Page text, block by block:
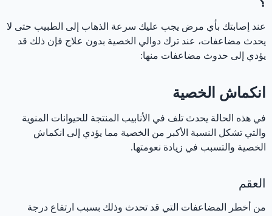
؟
عند إصابتك بأي مرض يجب عليك سرعة الذهاب إلى الطبيب حتى لا
يحدث مضاعفات، عند ترك دوالي الخصية بدون علاج فإن ذلك قد
يؤدي إلى حدوث مضاعفات منها:
انكماش الخصية
في هذه الحالة يحدث تلف في الأنابيب المنتجة للحيوانات المنوية
والتي تشكل النسبة الأكبر من الخصية مما يؤدي إلى انكماش
الخصية والتسبب في زيادة نعومتها.
العقم
من أخطر المضاعفات التي قد تحدث وذلك بسبب ارتفاع درجة